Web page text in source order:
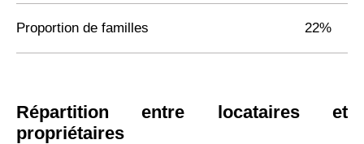
Proportion de familles 22%
Répartition entre locataires et
propriétaires